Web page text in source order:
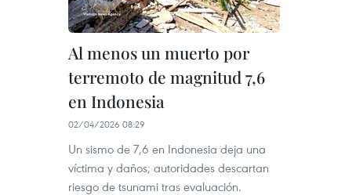
Al menos un muerto por
terremoto de magnitud 7,6
en Indonesia
02/04/2026 08:29
Un sismo de 7,6 en Indonesia deja una
víctima y daños; autoridades descartan
riesgo de tsunami tras evaluación.